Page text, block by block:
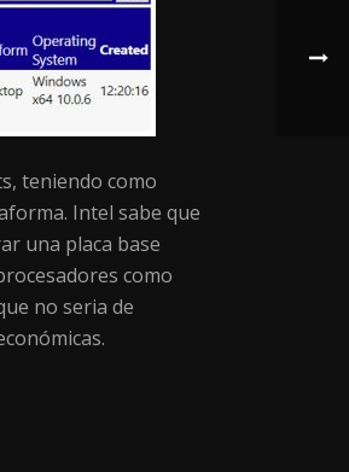
teniendo como
Intel sabe que
una placa base
como
no seria de